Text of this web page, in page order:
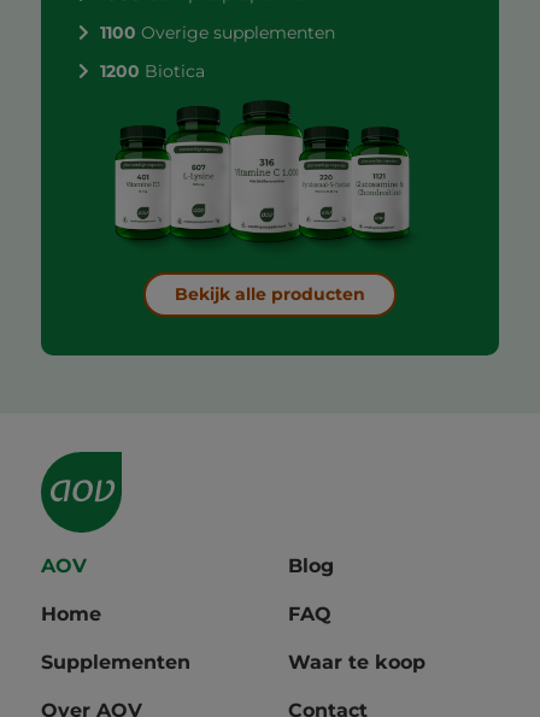
1100Overige supplementen
1200 Biotica
Bekijk alle producten
AOV
Home
Supplementen
Over AOV
Blog
FAQ
Waar te koop
Contact